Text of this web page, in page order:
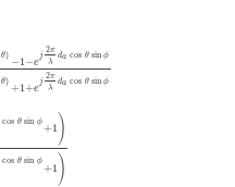
θ)
−1−e
j
2π
λ
da cos θ sin ϕ
θ)
+1+e
j
2π
λ
da cos θ sin ϕ
cos θ sin ϕ
+1)
cos θ sin ϕ
+1)
cos